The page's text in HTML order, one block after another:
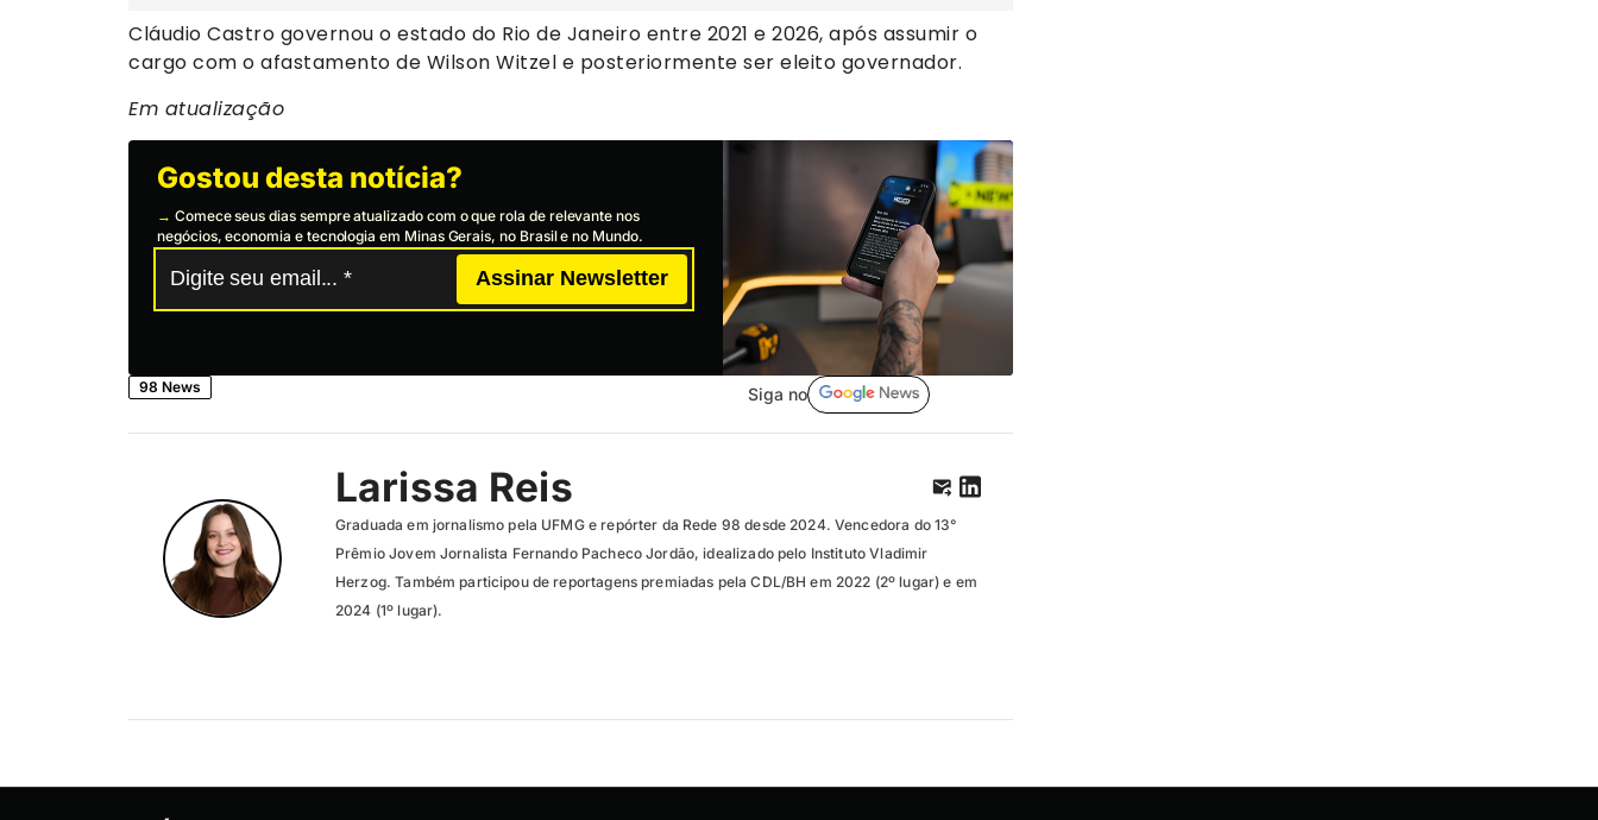
Cláudio Castro governou o estado do Rio de Janeiro entre 2021 e 2026, após assumir o
cargo com o afastamento de Wilson Witzel e posteriormente ser eleito governador.
Em atualização
Gostou desta notícia?
→ Comece seus dias sempre atualizado com o que rola de relevante nos
negócios, economia e tecnologia em Minas Gerais, no Brasil e no Mundo.
Assinar Newsletter
98 News Siga no
Larissa Reis
Graduada em jornalismo pela UFMG e repórter da Rede 98 desde 2024. Vencedora do 13°
Prêmio Jovem Jornalista Fernando Pacheco Jordão, idealizado pelo Instituto Vladimir
Herzog. Também participou de reportagens premiadas pela CDL/BH em 2022 (2º lugar) e em
2024 (1º lugar).